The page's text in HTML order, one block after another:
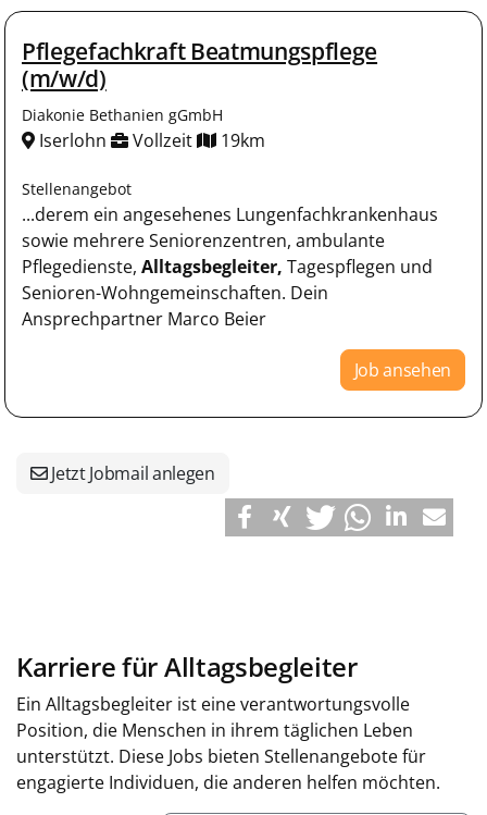
Pflegefachkraft Beatmungspflege
(m/w/d)
Diakonie Bethanien gGmbH
Iserlohn Vollzeit 19km
Stellenangebot
...derem ein angesehenes Lungenfachkrankenhaus
sowie mehrere Seniorenzentren, ambulante
Pflegedienste, Alltagsbegleiter, Tagespflegen und
Senioren-Wohngemeinschaften. Dein
Ansprechpartner Marco Beier
Job ansehen
Jetzt Jobmail anlegen
Karriere für Alltagsbegleiter
Ein Alltagsbegleiter ist eine verantwortungsvolle
Position, die Menschen in ihrem täglichen Leben
unterstützt. Diese Jobs bieten Stellenangebote für
engagierte Individuen, die anderen helfen möchten.